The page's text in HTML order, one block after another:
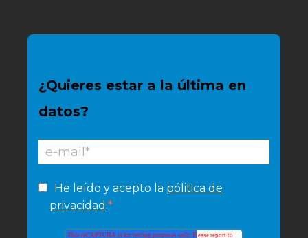
¿Quieres estar a la última en
datos?
He leído y acepto la pólitica de
privacidad .*